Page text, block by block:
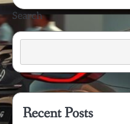
Search
Recent Posts